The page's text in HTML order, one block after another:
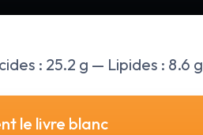
: 25.2 g — Lipides : 8.6 g
le livre blanc